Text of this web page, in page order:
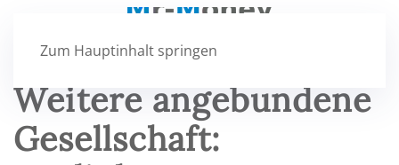
Zum Hauptinhalt springen
Weitere angebundene
Gesellschaft: